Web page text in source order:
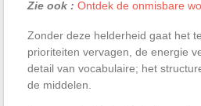
Zie ook : Ontdek de onmisbare
Zonder deze helderheid gaat het
prioriteiten vervagen, de energie
detail van vocabulaire; het
de middelen.